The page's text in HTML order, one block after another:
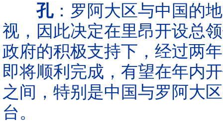
孔：罗阿大区与中国的
视，因此决定在里昂开设总
政府的积极支持下，经过两
即将顺利完成，有望在年内
之间，特别是中国与罗阿大
台。